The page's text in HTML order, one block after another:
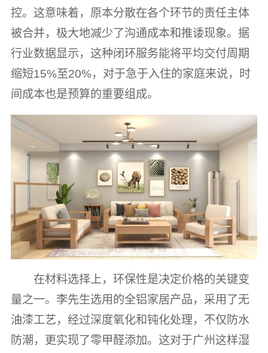
控。这意味着，原本分散在各个环节的责任主体
被合并，极大地减少了沟通成本和推诿现象。据
行业数据显示，这种闭环服务能将平均交付周期
缩短15%至20%，对于急于入住的家庭来说，时
间成本也是预算的重要组成。
在材料选择上，环保性是决定价格的关键变
量之一。李先生选用的全铝家居产品，采用了无
油漆工艺，经过深度氧化和钝化处理，不仅防水
防潮，更实现了零甲醛添加。这对于广州这样湿